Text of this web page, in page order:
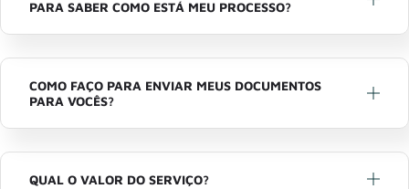
PARA SABER COMO ESTÁ MEU PROCESSO?
COMO FAÇO PARA ENVIAR MEUS DOCUMENTOS
PARA VOCÊS?
QUAL O VALOR DO SERVIÇO?